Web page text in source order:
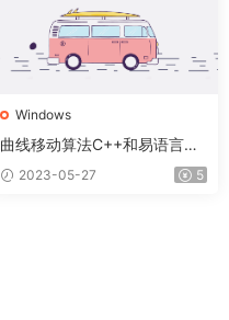
Windows
曲线移动算法C++和易语言通
用 2023-05-27 5